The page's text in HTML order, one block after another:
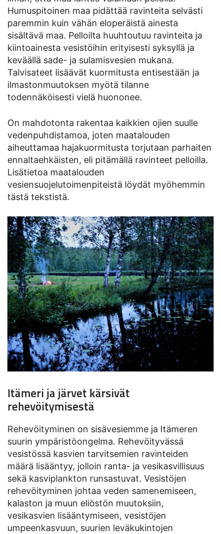
Humuspitoinen maa pidättää ravinteita selvästi
paremmin kuin vähän eloperäistä ainesta
sisältävä maa. Pelloilta huuhtoutuu ravinteita ja
kiintoainesta vesistöihin erityisesti syksyllä ja
keväällä sade- ja sulamisvesien mukana.
Talvisateet lisäävät kuormitusta entisestään ja
ilmastonmuutoksen myötä tilanne
todennäköisesti vielä huononee.
On mahdotonta rakentaa kaikkien ojien suulle
vedenpuhdistamoa, joten maatalouden
aiheuttamaa hajakuormitusta torjutaan parhaiten
ennaltaehkäisten, eli pitämällä ravinteet pelloilla.
Lisätietoa maatalouden
vesiensuojelutoimenpiteistä löydät myöhemmin
tästä tekstistä.
Itämeri ja järvet kärsivät
rehevöitymisestä
Rehevöityminen on sisävesiemme ja Itämeren
suurin ympäristöongelma. Rehevöityvässä
vesistössä kasvien tarvitsemien ravinteiden
määrä lisääntyy, jolloin ranta- ja vesikasvillisuus
sekä kasviplankton runsastuvat. Vesistöjen
rehevöityminen johtaa veden samenemiseen,
kalaston ja muun eliöstön muutoksiin,
vesikasvien lisääntymiseen, vesistöjen
umpeenkasvuun, suurien leväkukintojen